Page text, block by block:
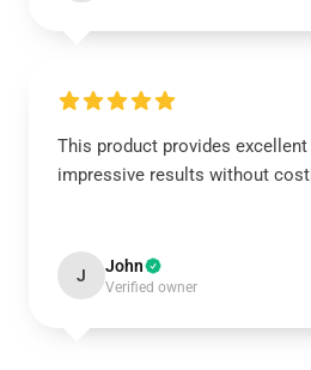
This product provides
impressive results without
J John
Verified owner